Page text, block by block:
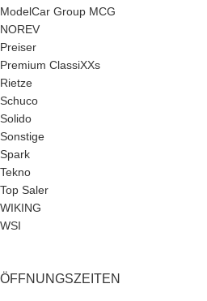
ModelCar Group MCG
NOREV
Preiser
Premium ClassiXXs
Rietze
Schuco
Solido
Sonstige
Spark
Tekno
Top Saler
WIKING
WSI
ÖFFNUNGSZEITEN